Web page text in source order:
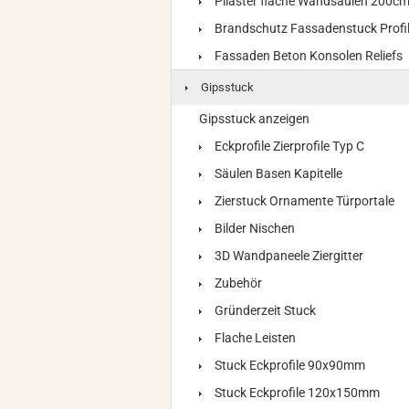
Brandschutz Fassadenstuck
Fassaden Beton Konsolen Reliefs
Gipsstuck
Gipsstuck anzeigen
Eckprofile Zierprofile Typ C
Säulen Basen Kapitelle
Zierstuck Ornamente Türportale
Bilder Nischen
3D Wandpaneele Ziergitter
Zubehör
Gründerzeit Stuck
Flache Leisten
Stuck Eckprofile 90x90mm
Stuck Eckprofile 120x150mm